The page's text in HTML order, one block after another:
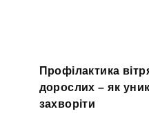
Профілактика
дорослих – як
захворіти